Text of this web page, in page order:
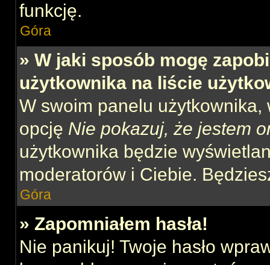
funkcję.
Góra
» W jaki sposób mogę
użytkownika na liście
W swoim panelu użytkownika,
opcję Nie pokazuj, że jestem
użytkownika będzie
moderatorów i Ciebie.
Góra
» Zapomniałem hasła!
Nie panikuj! Twoje hasło